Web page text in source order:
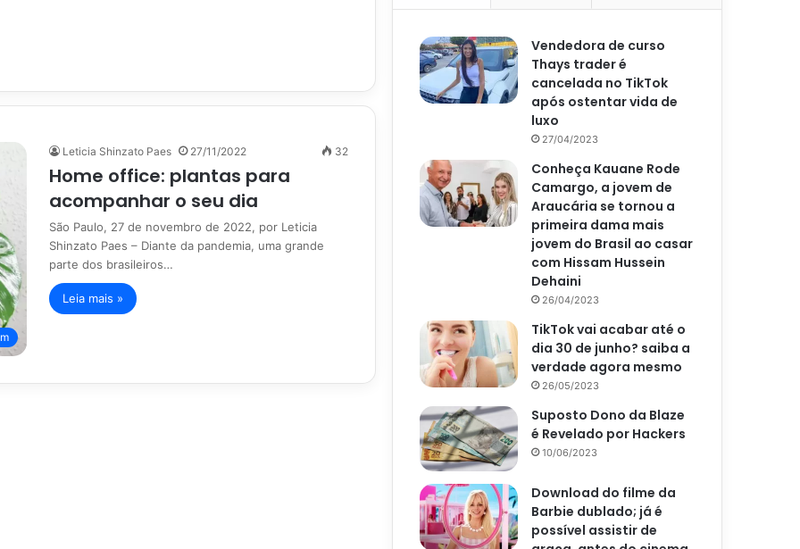
Leticia Shinzato Paes 27/11/2022 32
Home office: plantas para
acompanhar o seu dia
São Paulo, 27 de novembro de 2022, por Leticia
Shinzato Paes – Diante da pandemia, uma grande
parte dos brasileiros…
Leia mais »
Vendedora de curso
Thays trader é
cancelada no TikTok
após ostentar vida de
luxo
27/04/2023
Conheça Kauane Rode
Camargo, a jovem de
Araucária se tornou a
primeira dama mais
jovem do Brasil ao casar
com Hissam Hussein
Dehaini
26/04/2023
TikTok vai acabar até o
dia 30 de junho? saiba a
verdade agora mesmo
26/05/2023
Suposto Dono da Blaze
é Revelado por Hackers
10/06/2023
Download do filme da
Barbie dublado; já é
possível assistir de